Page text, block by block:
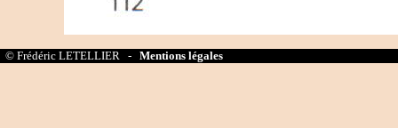
© Frédéric LETELLIER - Mentions légales